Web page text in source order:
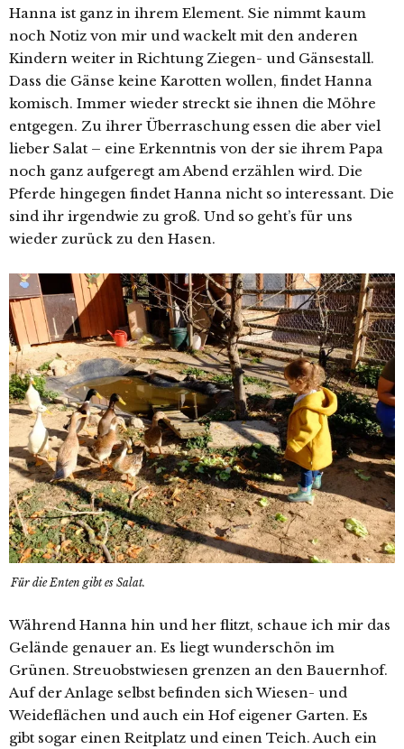
Hanna ist ganz in ihrem Element. Sie nimmt kaum
noch Notiz von mir und wackelt mit den anderen
Kindern weiter in Richtung Ziegen- und Gänsestall.
Dass die Gänse keine Karotten wollen, findet Hanna
komisch. Immer wieder streckt sie ihnen die Möhre
entgegen. Zu ihrer Überraschung essen die aber viel
lieber Salat – eine Erkenntnis von der sie ihrem Papa
noch ganz aufgeregt am Abend erzählen wird. Die
Pferde hingegen findet Hanna nicht so interessant. Die
sind ihr irgendwie zu groß. Und so geht’s für uns
wieder zurück zu den Hasen.
Für die Enten gibt es Salat.
Während Hanna hin und her flitzt, schaue ich mir das
Gelände genauer an. Es liegt wunderschön im
Grünen. Streuobstwiesen grenzen an den Bauernhof.
Auf der Anlage selbst befinden sich Wiesen- und
Weideflächen und auch ein Hof eigener Garten. Es
gibt sogar einen Reitplatz und einen Teich. Auch ein